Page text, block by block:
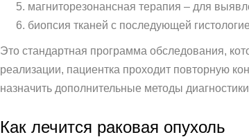
магниторезонансная терапия – для
биопсия тканей с последующей
Это стандартная программа обследования,
реализации, пациентка проходит повторную
назначить дополнительные методы
Как лечится раковая опухоль